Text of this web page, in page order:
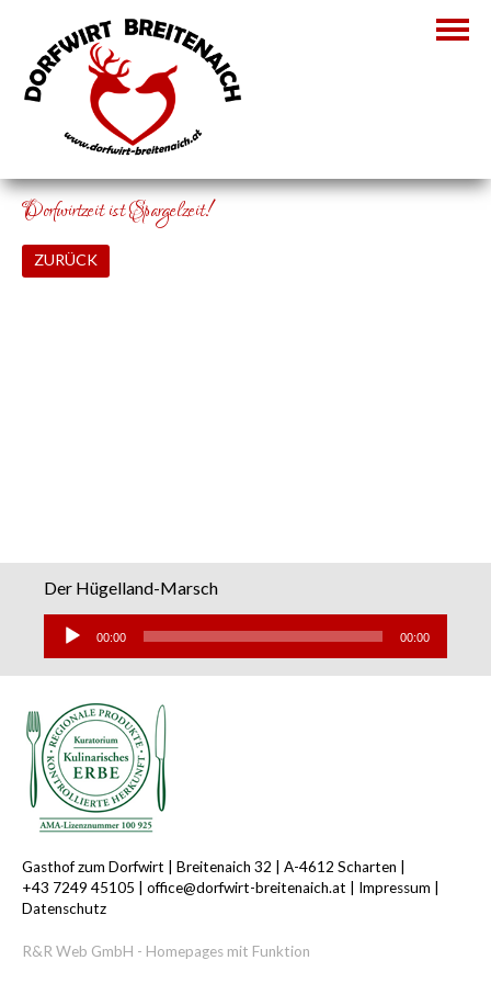
Dorfwirtzeit ist Spargelzeit!
ZURÜCK
Der Hügelland-Marsch
Audio-
Player
00:00 00:00
Gasthof zum Dorfwirt | Breitenaich 32 | A-4612 Scharten |
+43 7249 45105
office@dorfwirt-breitenaich.at Impressum
Datenschutz
R&R Web GmbH - Homepages mit Funktion